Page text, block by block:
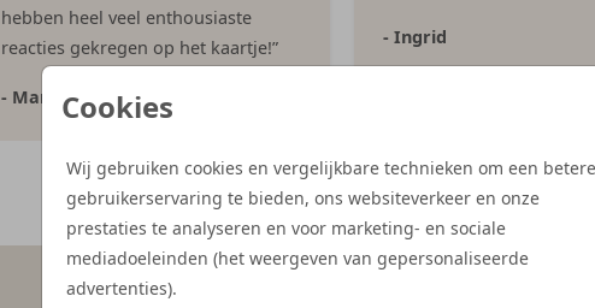
Cookies
Wij gebruiken cookies en vergelijkbare technieken om een betere
gebruikerservaring te bieden, ons websiteverkeer en onze
prestaties te analyseren en voor marketing- en sociale
mediadoeleinden (het weergeven van gepersonaliseerde
advertenties).
hebben heel veel enthousiaste
reacties gekregen op het kaartje!”
- Marloes
- Ingrid
Meer reviews